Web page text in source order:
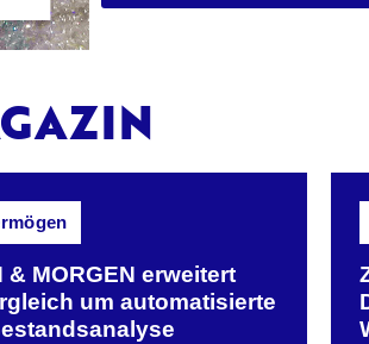
& MORGEN erweitert
um automatisierte